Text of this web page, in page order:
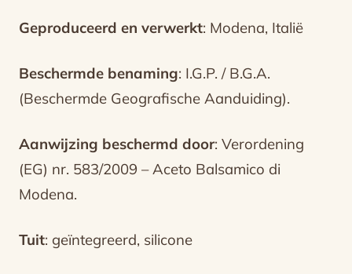
Geproduceerd en verwerkt: Modena, Italië
Beschermde benaming: I.G.P. / B.G.A.
(Beschermde Geografische Aanduiding).
Aanwijzing beschermd door: Verordening
(EG) nr. 583/2009 – Aceto Balsamico di
Modena.
Tuit: geïntegreerd, silicone